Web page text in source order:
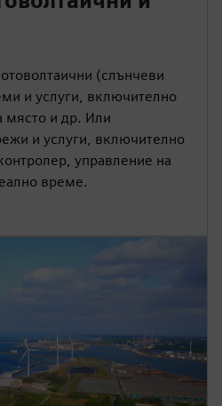
(слънчеви
и услуги, включително
място и др. Или
и услуги, включително
управление на
време.